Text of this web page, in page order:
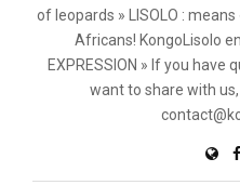
of leopards » LISOLO :
Africans! KongoLisolo
EXPRESSION » If you
want to share with